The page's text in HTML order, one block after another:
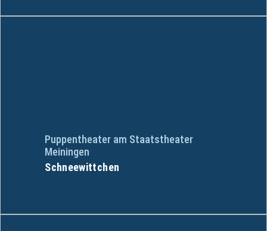
Puppentheater am Staatstheater
Meiningen
Schneewittchen